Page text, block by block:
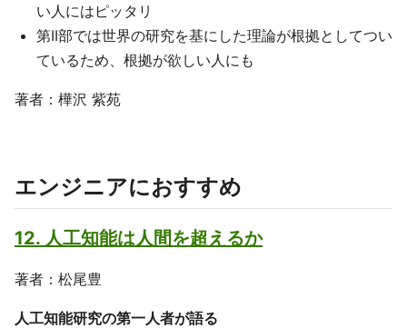
い人にはピッタリ
第II部では世界の研究を基にした理論が根拠としてつい
ているため、根拠が欲しい人にも
著者：樺沢 紫苑
エンジニアにおすすめ
12. 人工知能は人間を超えるか
著者：松尾豊
人工知能研究の第一人者が語る